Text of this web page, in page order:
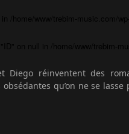
/home/www/trebim-music.com/
on null in /home/www/trebim-
Diego réinventent des
qu’on ne se lasse